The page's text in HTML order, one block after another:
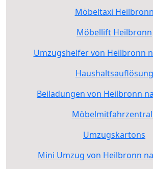
Möbeltaxi Heilbronn
Möbellift Heilbronn
Umzugshelfer von Heilbronn
Haushaltsauflösung
Beiladungen von Heilbronn
Umzugskartons
Mini Umzug von Heilbronn